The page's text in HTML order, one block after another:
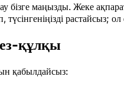
бізге маңызды. Жеке
растайсыз; ол
құлқы
қабылдайсыз: